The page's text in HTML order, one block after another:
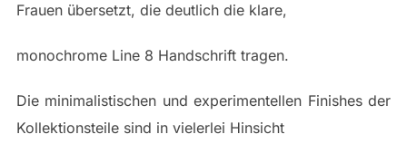
Frauen übersetzt, die deutlich die klare,
monochrome Line 8 Handschrift tragen.
Die minimalistischen und experimentellen Finishes der
Kollektionsteile sind in vielerlei Hinsicht